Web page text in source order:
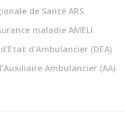
de Santé ARS
maladie AMELI
d'Ambulancier (DEA)
Ambulancier (AA)